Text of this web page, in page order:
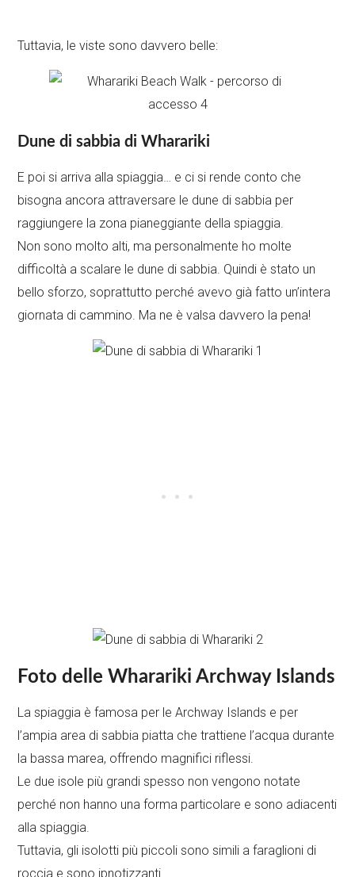
Tuttavia, le viste sono davvero belle:
Dune di sabbia di Wharariki
E poi si arriva alla spiaggia… e ci si rende conto che
bisogna ancora attraversare le dune di sabbia per
raggiungere la zona pianeggiante della spiaggia.
Non sono molto alti, ma personalmente ho molte
difficoltà a scalare le dune di sabbia. Quindi è stato un
bello sforzo, soprattutto perché avevo già fatto un’intera
giornata di cammino. Ma ne è valsa davvero la pena!
Foto delle Wharariki Archway Islands
La spiaggia è famosa per le Archway Islands e per
l’ampia area di sabbia piatta che trattiene l’acqua durante
la bassa marea, offrendo magnifici riflessi.
Le due isole più grandi spesso non vengono notate
perché non hanno una forma particolare e sono adiacenti
alla spiaggia.
Tuttavia, gli isolotti più piccoli sono simili a faraglioni di
roccia e sono ipnotizzanti.